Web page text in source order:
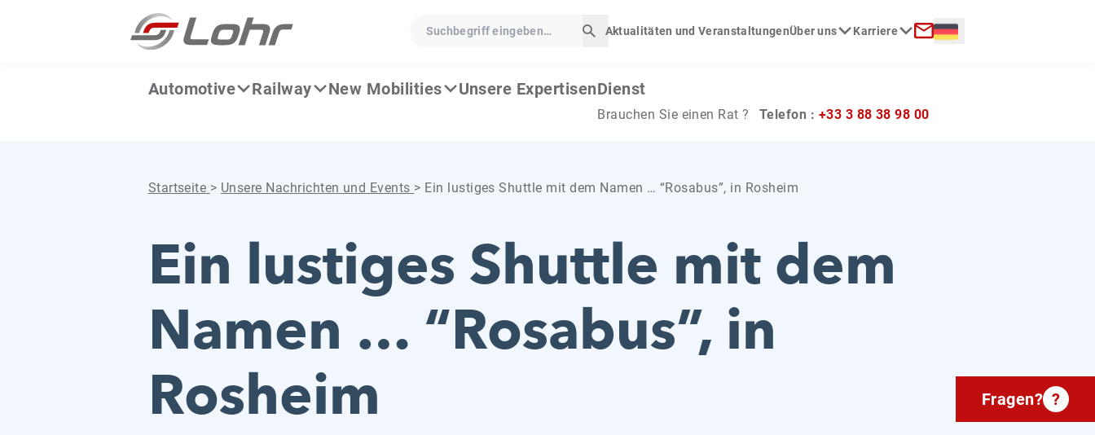
Suchbegriff eingeben…
Suche starten
Aktualitäten und VeranstaltungenÜber uns Karriere Langue :
Automotive Railway New Mobilities Unsere ExpertisenDienst
Brauchen Sie einen Rat ? Telefon : +33 3 88 38 98 00
Startseite > Unsere Nachrichten und Events > Ein lustiges Shuttle mit dem Namen … “Rosabus”, in Rosheim
Ein lustiges Shuttle mit dem
Namen … “Rosabus”, in
Rosheim
Fragen? ?